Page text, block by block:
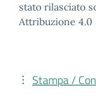
stato rilasciato
Attribuzione 4.0
Stampa /